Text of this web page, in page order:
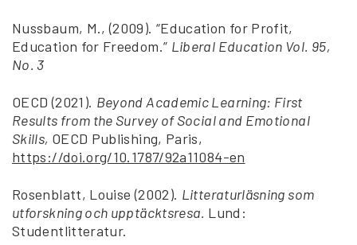
Nussbaum, M., (2009). “Education for Profit,
Education for Freedom.” Liberal Education Vol. 95,
No. 3
OECD (2021). Beyond Academic Learning: First
Results from the Survey of Social and Emotional
Skills, OECD Publishing, Paris,
https://doi.org/10.1787/92a11084-en
Rosenblatt, Louise (2002). Litteraturläsning som
utforskning och upptäcktsresa. Lund:
Studentlitteratur.